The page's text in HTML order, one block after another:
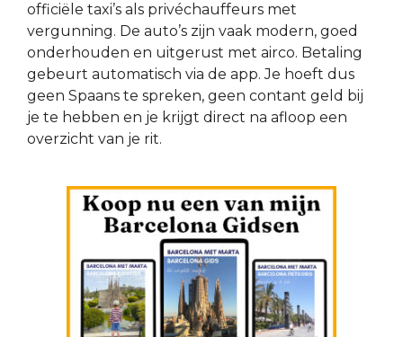
officiële taxi’s als privéchauffeurs met
vergunning. De auto’s zijn vaak modern, goed
onderhouden en uitgerust met airco. Betaling
gebeurt automatisch via de app. Je hoeft dus
geen Spaans te spreken, geen contant geld bij
je te hebben en je krijgt direct na afloop een
overzicht van je rit.